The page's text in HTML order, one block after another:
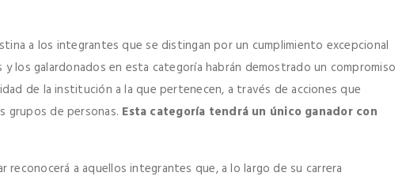
a los integrantes que se distingan por un cumplimiento excepcional
los galardonados en esta categoría habrán demostrado un compromiso
de la institución a la que pertenecen, a través de acciones que
grupos de personas. Esta categoría tendrá un único ganador con
reconocerá a aquellos integrantes que, a lo largo de su carrera